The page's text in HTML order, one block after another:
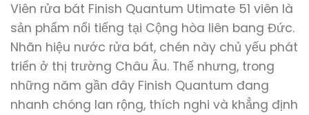
Viên rửa bát Finish Quantum Utimate 51 viên là
sản phẩm nổi tiếng tại Cộng hòa liên bang Đức.
Nhãn hiệu nước rửa bát, chén này chủ yếu phát
triển ở thị trường Châu Âu. Thế nhưng, trong
những năm gần đây Finish Quantum đang
nhanh chóng lan rộng, thích nghi và khẳng định